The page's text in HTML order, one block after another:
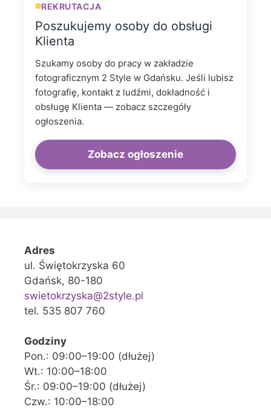
REKRUTACJA
Poszukujemy osoby do obsługi
Klienta
Szukamy osoby do pracy w zakładzie
fotograficznym 2 Style w Gdańsku. Jeśli lubisz
fotografię, kontakt z ludźmi, dokładność i
obsługę Klienta — zobacz szczegóły
ogłoszenia.
Zobacz ogłoszenie
Adres
ul. Świętokrzyska 60
Gdańsk, 80-180
swietokrzyska@2style.pl
tel. 535 807 760
Godziny
Pon.: 09:00–19:00 (dłużej)
Wt.: 10:00–18:00
Śr.: 09:00–19:00 (dłużej)
Czw.: 10:00–18:00